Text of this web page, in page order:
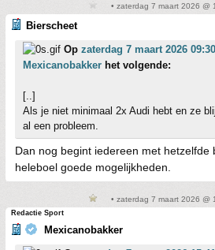
• zaterdag 7 maart 2026 @
Bierscheet
Op zaterdag 7 maart 2026 09:30
Mexicanobakker het volgende:
[..]
Als je niet minimaal 2x Audi hebt en ze
al een probleem.
Dan nog begint iedereen met hetzelfde
heleboel goede mogelijkheden.
• zaterdag 7 maart 2026 @
Redactie Sport
Mexicanobakker